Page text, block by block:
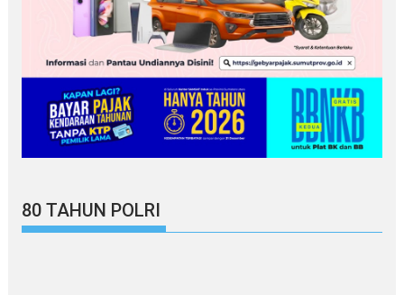
80 TAHUN POLRI